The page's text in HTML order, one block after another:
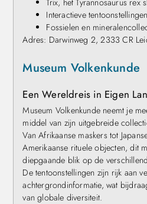
Interactieve
Fossielen en
Adres: Darwinweg 2, 2333 CR
Museum Volkenkunde
Een Wereldreis in Eigen
Museum Volkenkunde neemt je
middel van zijn uitgebreide
Van Afrikaanse maskers tot
Amerikaanse rituele objecten, dit
diepgaande blik op de
De tentoonstellingen zijn rijk aan
achtergrondinformatie, wat
van globale diversiteit.